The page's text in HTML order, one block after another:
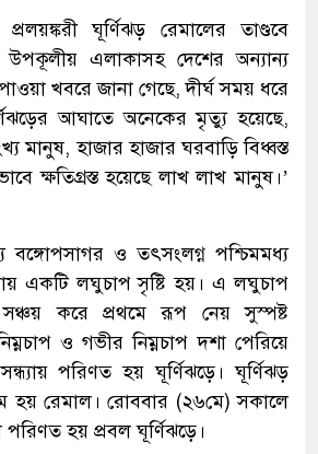
ঘূর্ণিঝড় রেমালের তাণ্ডবে
উপকূলীয় এলাকাসহ দেশের অন্যান্য
খবরে জানা গেছে, দীর্ঘ সময় ধরে
আঘাতে অনেকের মৃত্যু হয়েছে,
মানুষ, হাজার হাজার ঘরবাড়ি বিধ্বস্ত
ক্ষতিগ্রস্ত হয়েছে লাখ লাখ মানুষ।’
ও তৎসংলগ্ন পশ্চিমমধ্য
একটি লঘুচাপ সৃষ্টি হয়। এ লঘুচাপ
সঞ্চয় করে প্রথমে রূপ নেয় সুস্পষ্ট
ও গভীর নিম্নচাপ দশা পেরিয়ে
পরিণত হয় ঘূর্ণিঝড়ে। ঘূর্ণিঝড়
হয় রেমাল। রোববার (২৬মে) সকালে
পরিণত হয় প্রবল ঘূর্ণিঝড়ে।